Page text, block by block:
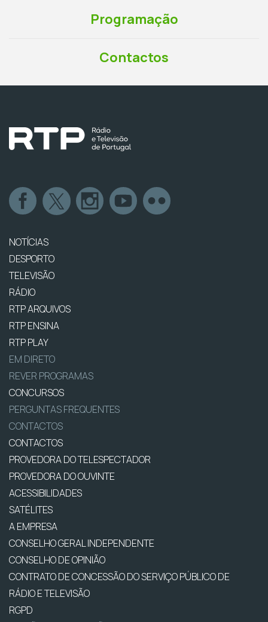
Programação
Contactos
NOTÍCIAS
DESPORTO
TELEVISÃO
RÁDIO
RTP ARQUIVOS
RTP ENSINA
RTP PLAY
EM DIRETO
REVER PROGRAMAS
CONCURSOS
PERGUNTAS FREQUENTES
CONTACTOS
CONTACTOS
PROVEDORA DO TELESPECTADOR
PROVEDORA DO OUVINTE
ACESSIBILIDADES
SATÉLITES
A EMPRESA
CONSELHO GERAL INDEPENDENTE
CONSELHO DE OPINIÃO
CONTRATO DE CONCESSÃO DO SERVIÇO PÚBLICO DE
RÁDIO E TELEVISÃO
RGPD